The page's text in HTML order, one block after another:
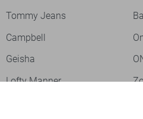
Tommy Jeans
Campbell
Geisha
Lofty Manner